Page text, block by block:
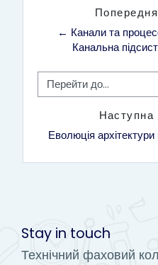
Попередня
← Канали та
Канальна
Перейти до...
Наступна
Еволюція
Stay in touch
Технічний фаховий